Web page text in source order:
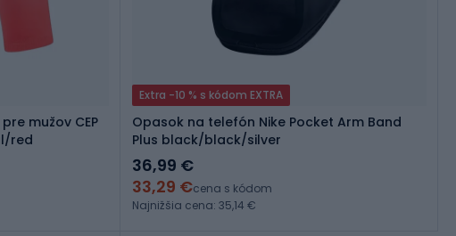
mužov CEP
red
Extra -10 % s kódom EXTRA
Opasok na telefón Nike Pocket Arm Band
Plus black/black/silver
36,99 €
33,29 €cena s kódom
Najnižšia cena: 35,14 €